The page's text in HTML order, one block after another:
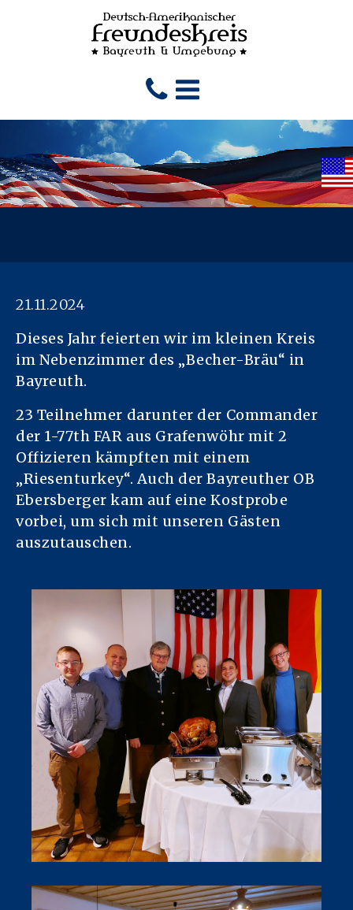
21.11.2024
Dieses Jahr feierten wir im kleinen Kreis
im Nebenzimmer des „Becher-Bräu“ in
Bayreuth.
23 Teilnehmer darunter der Commander
der 1-77th FAR aus Grafenwöhr mit 2
Offizieren kämpften mit einem
„Riesenturkey“. Auch der Bayreuther OB
Ebersberger kam auf eine Kostprobe
vorbei, um sich mit unseren Gästen
auszutauschen.